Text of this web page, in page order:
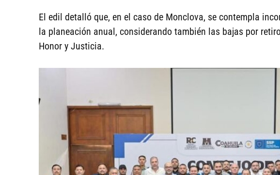
El edil detalló que, en el caso de Monclova, se contempla
la planeación anual, considerando también las bajas por
Honor y Justicia.